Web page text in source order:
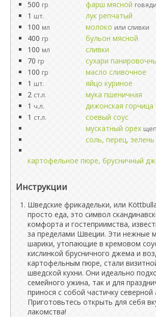
500 гр фарш мясной
1 шт.
лук репчатый
100 мл молоко или сливки
400 гр
бульон мясной
100 мл
сливки
70 гр
сухари
100 гр
масло сливочное
1 шт.
яйцо куриное
2 ст.л.
мука пшеничная
1 ч.л.
дижонская горчица
1 ст.л.
соевый соус
мускатный орех
соль, перец, зелень
картофельное пюре, брусничный
Инструкции
Шведские фрикадельки, или
просто еда, это символ
комфорта и гостеприимства,
за пределами Швеции. Эти нежные
шарики, утопающие в кремовом
кислинкой брусничного джема и
картофельным пюре, стали
шведской кухни. Они идеально
семейного ужина, так и для
принося с собой частичку
Приготовьтесь открыть для себя
лакомства!